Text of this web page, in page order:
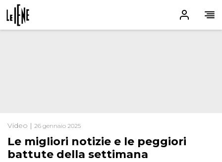
Video | 26 gennaio 2025
Le migliori notizie e le peggiori
battute della settimana